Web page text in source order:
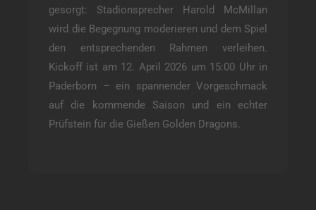
gesorgt: Stadionsprecher Harold McMillan
wird die Begegnung moderieren und dem Spiel
den entsprechenden Rahmen verleihen.
Kickoff ist am 12. April 2026 um 15:00 Uhr in
Paderborn – ein spannender Vorgeschmack
auf die kommende Saison und ein echter
Prüfstein für die Gießen Golden Dragons.